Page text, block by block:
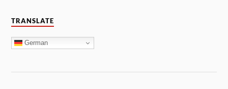
TRANSLATE
German